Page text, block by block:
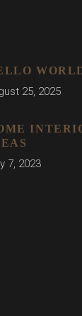
25, 2025
7, 2023